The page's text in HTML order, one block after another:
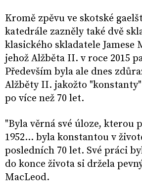
Kromě zpěvu ve skotské
katedrále zazněly také dvě
klasického skladatele Jamese
jehož Alžběta II. v roce 2015
Především byla ale dnes
Alžběty II. jakožto
po více než 70 let.
"Byla věrná své úloze, kterou
1952... byla konstantou v
posledních 70 let. Své práci
do konce života si držela
MacLeod.